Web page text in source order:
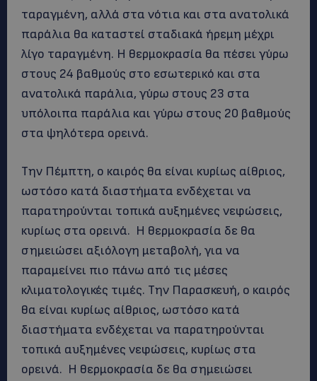
ταραγμένη, αλλά στα νότια και στα ανατολικά
παράλια θα καταστεί σταδιακά ήρεμη μέχρι
λίγο ταραγμένη. Η θερμοκρασία θα πέσει γύρω
στους 24 βαθμούς στο εσωτερικό και στα
ανατολικά παράλια, γύρω στους 23 στα
υπόλοιπα παράλια και γύρω στους 20 βαθμούς
στα ψηλότερα ορεινά.
Την Πέμπτη, ο καιρός θα είναι κυρίως αίθριος,
ωστόσο κατά διαστήματα ενδέχεται να
παρατηρούνται τοπικά αυξημένες νεφώσεις,
κυρίως στα ορεινά. Η θερμοκρασία δε θα
σημειώσει αξιόλογη μεταβολή, για να
παραμείνει πιο πάνω από τις μέσες
κλιματολογικές τιμές. Την Παρασκευή, ο καιρός
θα είναι κυρίως αίθριος, ωστόσο κατά
διαστήματα ενδέχεται να παρατηρούνται
τοπικά αυξημένες νεφώσεις, κυρίως στα
ορεινά. Η θερμοκρασία δε θα σημειώσει